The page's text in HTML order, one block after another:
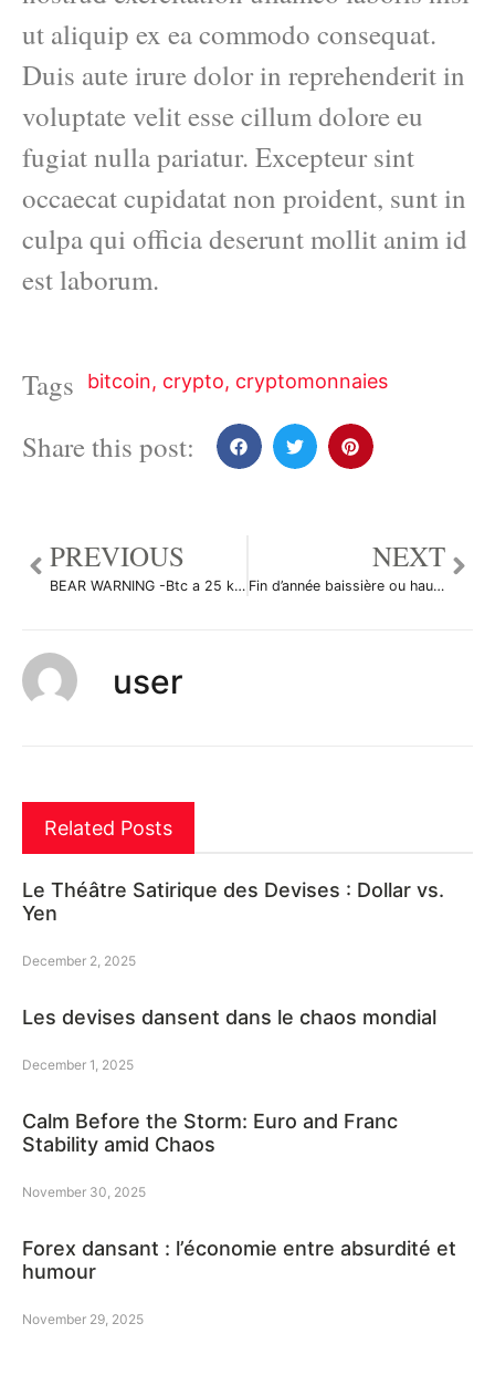
ut aliquip ex ea commodo consequat.
Duis aute irure dolor in reprehenderit in
voluptate velit esse cillum dolore eu
fugiat nulla pariatur. Excepteur sint
occaecat cupidatat non proident, sunt in
culpa qui officia deserunt mollit anim id
est laborum.
Tags bitcoin, crypto, cryptomonnaies
Share this post:
PREVIOUS
BEAR WARNING -Btc a 25 k janvier 2022- Accrochez vos ceintures ! par Parisbynight
NEXT
Fin d’année baissière ou haussière sur ETH /USDT ? par Eagleeman
user
Related Posts
Le Théâtre Satirique des Devises : Dollar vs.
Yen
December 2, 2025
Les devises dansent dans le chaos mondial
December 1, 2025
Calm Before the Storm: Euro and Franc
Stability amid Chaos
November 30, 2025
Forex dansant : l’économie entre absurdité et
humour
November 29, 2025